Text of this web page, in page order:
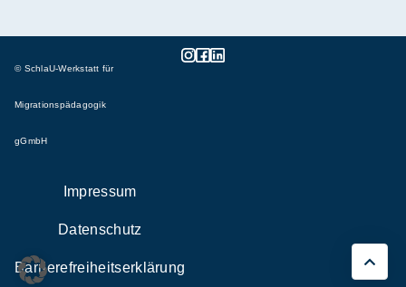
© SchlaU-Werkstatt für
Migrationspädagogik
gGmbH
Impressum
Datenschutz
Barrierefreiheitserklärung